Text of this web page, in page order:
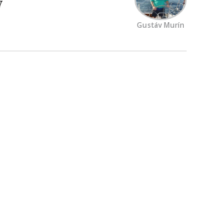
Gustáv Murín